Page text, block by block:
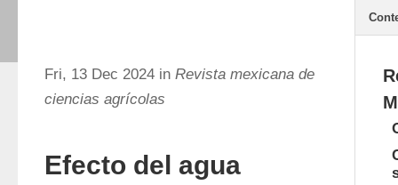
Fri, 13 Dec 2024 in Revista mexicana de
ciencias agrícolas
Efecto del agua